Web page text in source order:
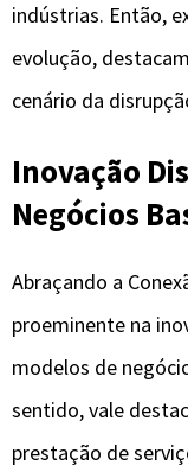
indústrias. Então,
evolução,
cenário da
Inovação
Negócios
Abraçando a
proeminente na
modelos de
sentido, vale
prestação de